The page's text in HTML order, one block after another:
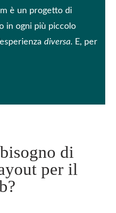
è un progetto di
in ogni più piccolo
diversa. E, per
di
per il